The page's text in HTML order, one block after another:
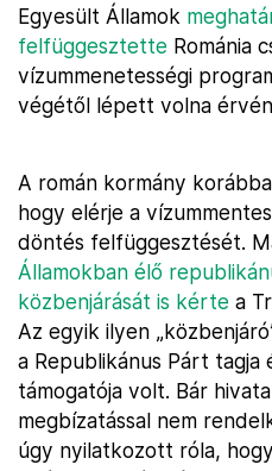
Egyesült Államok
felfüggesztette Románia
vízummenetességi
végétől lépett volna
A román kormány
hogy elérje a
döntés felfüggesztését.
Államokban élő
közbenjárását is kérte a
Az egyik ilyen
a Republikánus Párt tagja
támogatója volt. Bár
megbízatással nem
úgy nyilatkozott róla,